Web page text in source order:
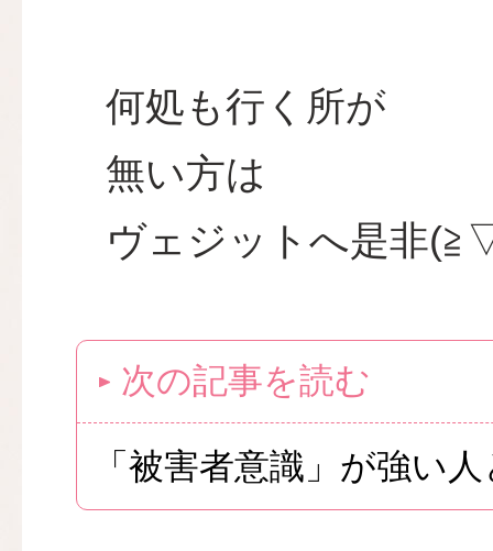
何処も行く所が
無い方は
ヴェジットへ是非
次の記事を読む
「被害者意識」が強い